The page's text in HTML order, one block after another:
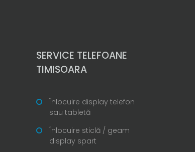
SERVICE TELEFOANE
TIMISOARA
Înlocuire display telefon
sau tabletă
Înlocuire sticlă / geam
display spart